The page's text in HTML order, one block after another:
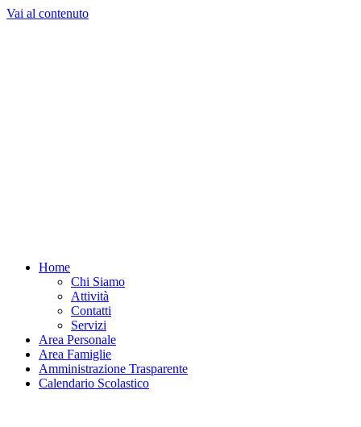
Vai al contenuto
Home
Chi Siamo
Attività
Contatti
Servizi
Area Personale
Area Famiglie
Amministrazione Trasparente
Calendario Scolastico